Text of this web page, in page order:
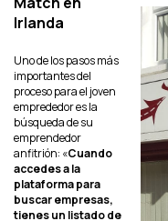
Irlanda
Uno de los pasos más
importantes del
proceso para el joven
emprededor es la
búsqueda de su
emprendedor
anfitrión: «Cuando
accedes a la
plataforma para
buscar empresas,
tienes un listado de